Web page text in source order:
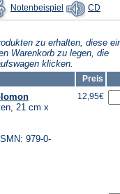
Notenbeispiel in
einem
Tab)
CDin
Tab)
zu erhalten, diese
Warenkorb zu legen, die
klicken.
Preis
21 cm x
979-0-
12,95€